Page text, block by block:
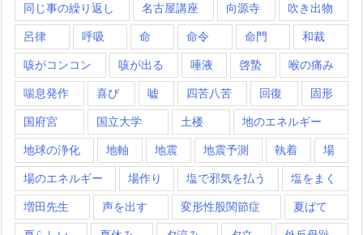
同じ事の繰り返し 名古屋講座 向源寺 吹き出物
呂律 呼吸 命 命令 命門 和裁
咳がコンコン 咳が出る 唾液 啓蟄 喉の痛み
喘息発作 喜び 嘘 四苦八苦 回復 固形
国府宮 国立大学 土楼 地のエネルギー
地球の浄化 地軸 地震 地震予測 執着 場
場のエネルギー 場作り 塩で邪気を払う 塩をまく
増田先生 声を出す 変形性股関節症 夏ばて